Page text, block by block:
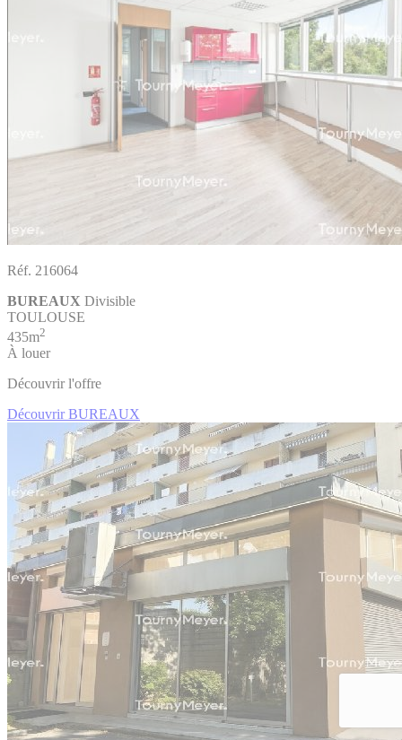
Réf. 216064
BUREAUX Divisible
TOULOUSE
435m2
À louer
Découvrir l'offre
Découvrir BUREAUX